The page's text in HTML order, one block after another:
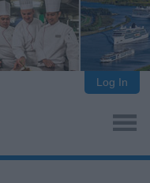
Log In